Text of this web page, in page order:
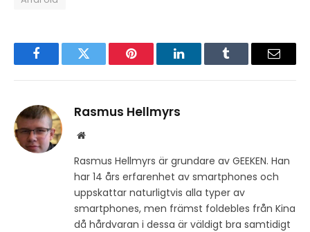
FacebookTwitter Pinterest LinkedInTumblr Email
Rasmus Hellmyrs
Website
Rasmus Hellmyrs är grundare av GEEKEN. Han
har 14 års erfarenhet av smartphones och
uppskattar naturligtvis alla typer av
smartphones, men främst foldebles från Kina
då hårdvaran i dessa är väldigt bra samtidigt